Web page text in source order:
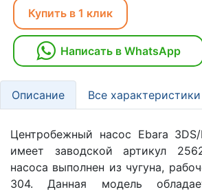
Купить в 1 клик
Написать в WhatsApp
Описание Все характеристики
Центробежный насос Ebara
имеет заводской артикул
насоса выполнен из чугуна,
304. Данная модель